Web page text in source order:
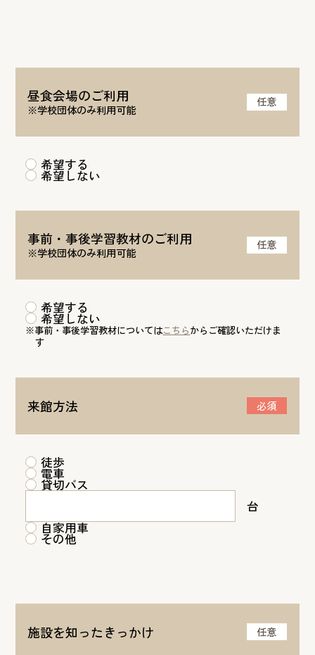
昼食会場のご利用
※学校団体のみ利用可能
任意
希望する
希望しない
事前・事後学習教材のご利用
※学校団体のみ利用可能
任意
希望する
希望しない
※事前・事後学習教材についてはこちらからご確認いただけま
す
来館方法 必須
徒歩
電車
貸切バス
台
自家用車
その他
施設を知ったきっかけ 任意